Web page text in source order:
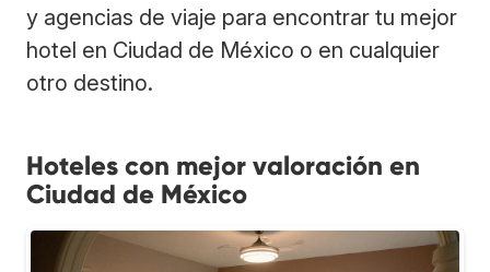
y agencias de viaje para encontrar tu mejor
hotel en Ciudad de México o en cualquier
otro destino.
Hoteles con mejor valoración en
Ciudad de México